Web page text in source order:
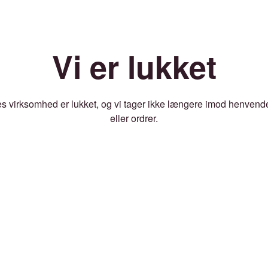
Vi er lukket
virksomhed er lukket, og vi tager ikke længere imod
eller ordrer.